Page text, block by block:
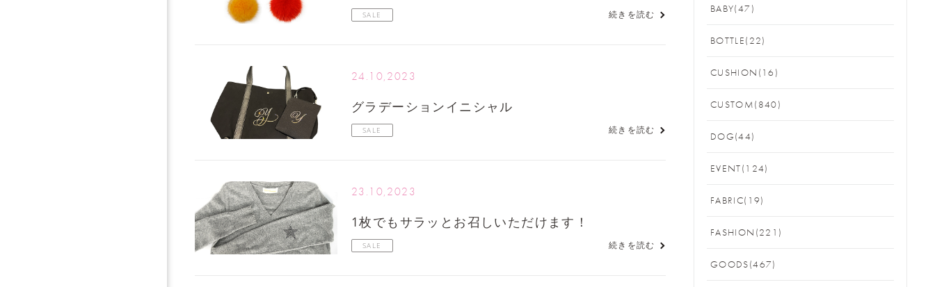
SALE 続きを読む
24.10,2023
グラデーションイニシャル
SALE 続きを読む
23.10,2023
1枚でもサラッとお召しいただけます！
SALE 続きを読む
BABY(47)
BOTTLE(22)
CUSHION(16)
CUSTOM(840)
DOG(44)
EVENT(124)
FABRIC(19)
FASHION(221)
GOODS(467)